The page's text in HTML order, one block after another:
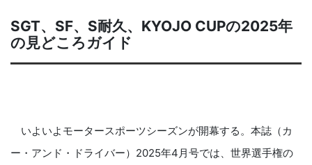
SGT、SF、S耐久、KYOJO CUPの2025年
の見どころガイド
いよいよモータースポーツシーズンが開幕する。本誌（カ
ー・アンド・ドライバー）2025年4月号では、世界選手権の